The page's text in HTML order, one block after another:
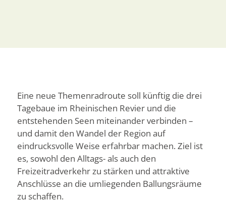
Eine neue Themenradroute soll künftig die drei
Tagebaue im Rheinischen Revier und die
entstehenden Seen miteinander verbinden –
und damit den Wandel der Region auf
eindrucksvolle Weise erfahrbar machen. Ziel ist
es, sowohl den Alltags- als auch den
Freizeitradverkehr zu stärken und attraktive
Anschlüsse an die umliegenden Ballungsräume
zu schaffen.